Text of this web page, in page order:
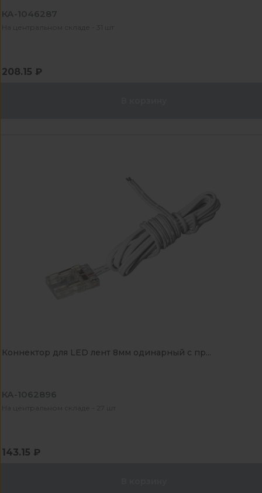
КА-1046287
На центральном складе - 31 шт
208.15 ₽
Коннектор для LED лент 8мм одинарный с пр...
КА-1062896
На центральном складе - 27 шт
143.15 ₽